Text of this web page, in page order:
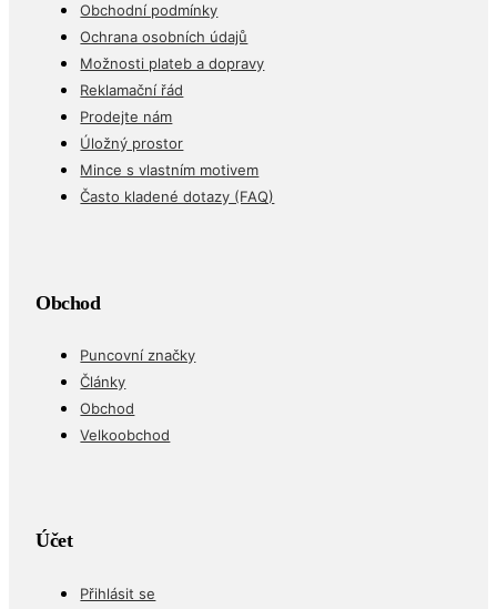
Obchodní podmínky
Ochrana osobních údajů
Možnosti plateb a dopravy
Reklamační řád
Prodejte nám
Úložný prostor
Mince s vlastním motivem
Často kladené dotazy (FAQ)
Obchod
Puncovní značky
Články
Obchod
Velkoobchod
Účet
Přihlásit se